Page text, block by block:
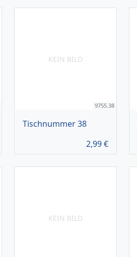
KEIN BILD
9755.38
Tischnummer 38
2,99€
KEIN BILD